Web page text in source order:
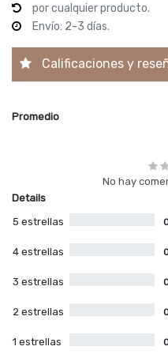
por cualquier producto.
Envío: 2-3 días.
Calificaciones y
Promedio
No hay
Details
5 estrellas
4 estrellas
3 estrellas
2 estrellas
1 estrellas